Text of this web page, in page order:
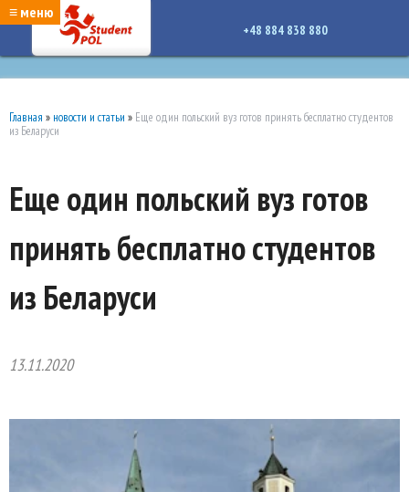
google-site-verification: google7a917c261df1566b.htmlgoogle-site-verification:
google7a917c261df1566b.html
≡ меню
+48 884 838 880
Главная » новости и статьи » Еще один польский вуз готов принять бесплатно студентов
из Беларуси
Еще один польский вуз готов
принять бесплатно студентов
из Беларуси
13.11.2020